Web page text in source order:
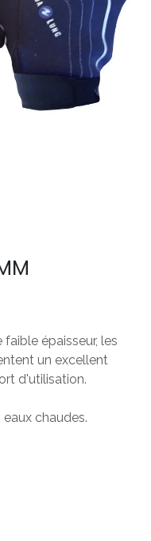
épaisseur, les
un excellent
d'utilisation.
chaudes.